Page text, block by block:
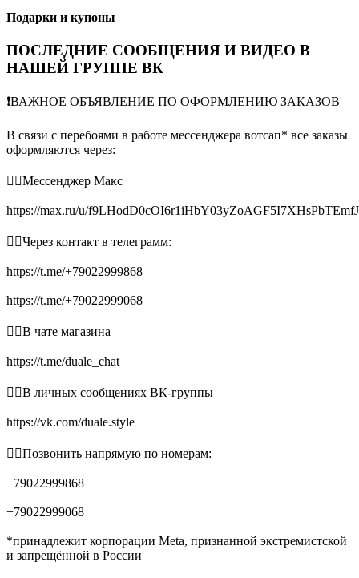
Подарки и купоны
ПОСЛЕДНИЕ СООБЩЕНИЯ И ВИДЕО В
НАШЕЙ ГРУППЕ ВК
❗️ВАЖНОЕ ОБЪЯВЛЕНИЕ ПО ОФОРМЛЕНИЮ ЗАКАЗОВ
В связи с перебоями в работе мессенджера вотсап* все заказы
оформляются через:
👉🏻Мессенджер Макс
https://max.ru/u/
👉🏻Через контакт в телеграмм:
https://t.me/+79022999868
https://t.me/+79022999068
👉🏻В чате магазина
https://t.me/duale_chat
👉🏻В личных сообщениях ВК-группы
https://vk.com/duale.style
👉🏻Позвонить напрямую по номерам:
+79022999868
+79022999068
*принадлежит корпорации Meta, признанной экстремистской
и запрещённой в России